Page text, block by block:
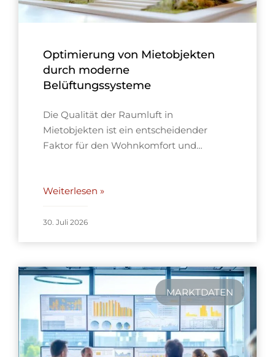
Optimierung von Mietobjekten
durch moderne
Belüftungssysteme
Die Qualität der Raumluft in
Mietobjekten ist ein entscheidender
Faktor für den Wohnkomfort und…
Weiterlesen »
30. Juli 2026
MARKTDATEN